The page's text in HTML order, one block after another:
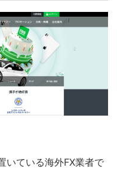
いている海外FX業者で